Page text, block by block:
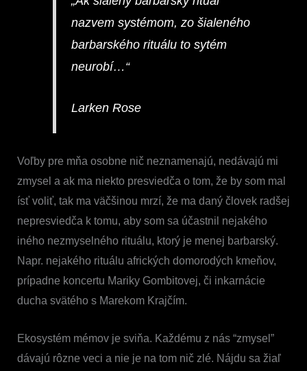
nazvem systémom, zo šialeného
barbarského rituálu to sytém
neurobí…“
Larken Rose
Voľby pre mňa osobne nič neznamenajú, nedávajú mi
zmysel a ak ma niekto presviedča o tom, že by som mal
ísť voliť, tak ma väčšinou mrzí, že ma daný človek radšej
nepresviedča k tomu, aby som sa účastnil nejakého
iného nezmyselného rituálu, ktorý je menej barbarský.
Napr. nejakého rituálu afrických domorodých kmeňov,
prípadne koncertu Mariky Gombitovej, či inkarnácie
ducha svätého s Marekom Krajčím.
Ekosystém mémov je sviňa. Každému z nás “zmysel”
dávajú rôzne veci a nie je na tom nič zlé. Nájdu sa žiaľ